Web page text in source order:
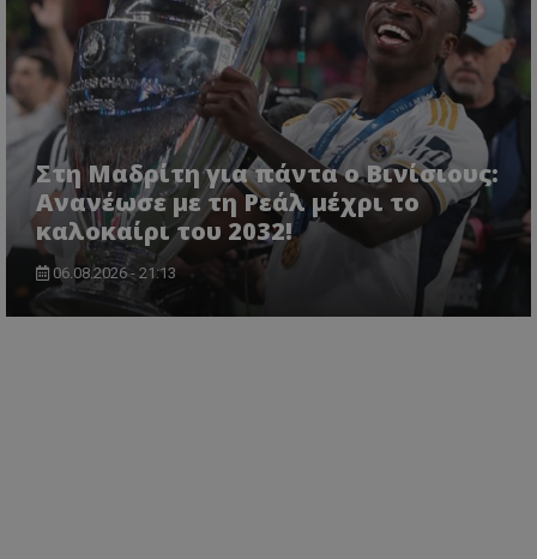
Στη Μαδρίτη για πάντα ο Βινίσιους:
Ανανέωσε με τη Ρεάλ μέχρι το
καλοκαίρι του 2032!
06.08.2026 - 21:13